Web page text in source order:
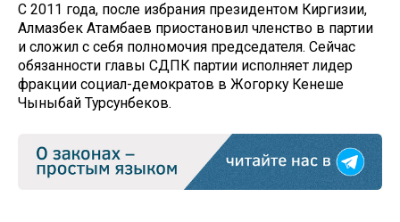
С 2011 года, после избрания президентом Киргизии,
Алмазбек Атамбаев приостановил членство в партии
и сложил с себя полномочия председателя. Сейчас
обязанности главы СДПК партии исполняет лидер
фракции социал-демократов в Жогорку Кенеше
Чыныбай Турсунбеков.